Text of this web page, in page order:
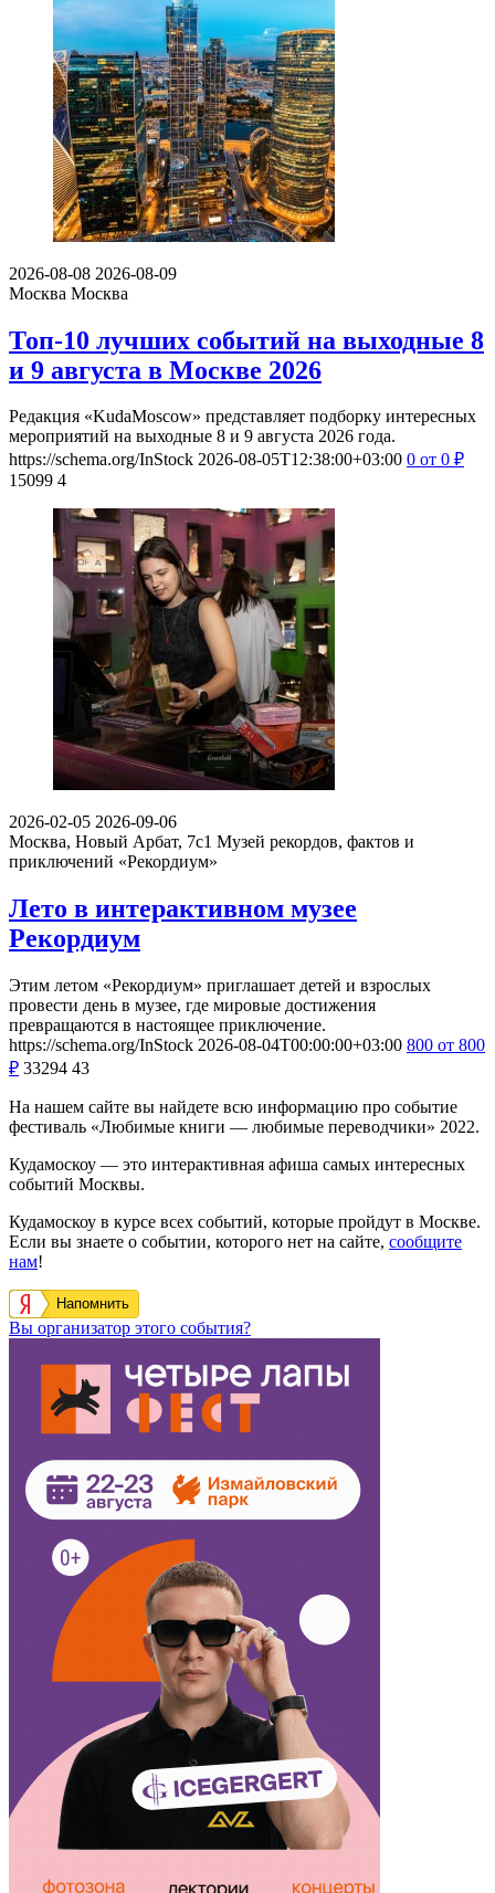
2026-08-08 2026-08-09
Москва Москва
Топ-10 лучших событий на выходные 8
и 9 августа в Москве 2026
Редакция «KudaMoscow» представляет подборку интересных
мероприятий на выходные 8 и 9 августа 2026 года.
https://schema.org/InStock 2026-08-05T12:38:00+03:00 0 от 0 ₽
15099 4
2026-02-05 2026-09-06
Москва, Новый Арбат, 7с1 Музей рекордов, фактов и
приключений «Рекордиум»
Лето в интерактивном музее
Рекордиум
Этим летом «Рекордиум» приглашает детей и взрослых
провести день в музее, где мировые достижения
превращаются в настоящее приключение.
https://schema.org/InStock 2026-08-04T00:00:00+03:00 800 от 800
₽ 33294 43
На нашем сайте вы найдете всю информацию про событие
фестиваль «Любимые книги — любимые переводчики» 2022.
Кудамоскоу — это интерактивная афиша самых интересных
событий Москвы.
Кудамоскоу в курсе всех событий, которые пройдут в Москве.
Если вы знаете о событии, которого нет на сайте, сообщите
нам!
Напомнить
Вы организатор этого события?